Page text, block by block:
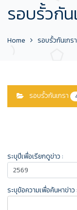
รอบรั้วกัน
Home รอบรั้วกันเกรา
รอบรั้วกันเกรา
ระบุปีเพื่อเรียกดูข่าว :
ระบุข้อความเพื่อค้นหาข่าว :